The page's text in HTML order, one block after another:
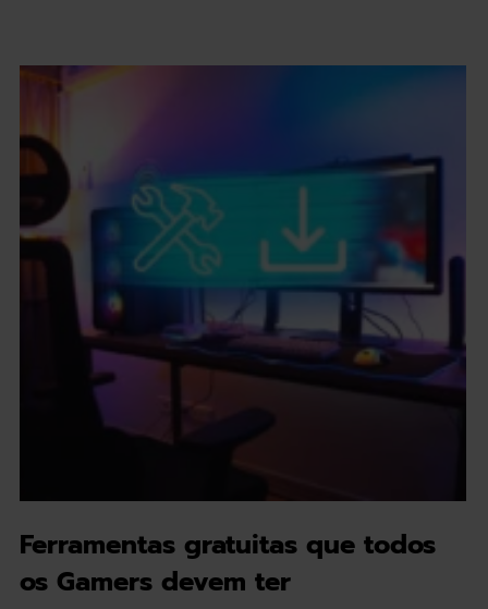
Ferramentas gratuitas que todos
os Gamers devem ter